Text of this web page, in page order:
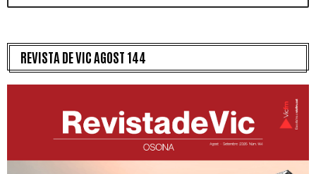
REVISTA DE VIC AGOST 144